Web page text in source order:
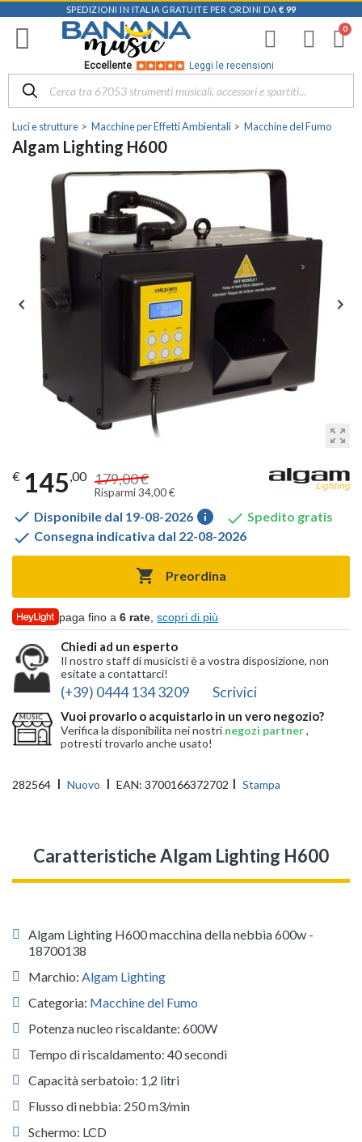
SPEDIZIONI IN ITALIA GRATUITE PER ORDINI DA € 99
Eccellente Leggi le recensioni
Luci e strutture Macchine per Effetti Ambientali Macchine del Fumo
Algam Lighting H600
zoom_out_map
 
€ 145,00 179,00 €
Risparmi 34,00 €
 Disponibile dal 19-08-2026 info  Spedito gratis
 Consegna indicativa dal 22-08-2026
 Preordina
paga fino a6 rate ,scopri di più
Chiedi ad un esperto
Il nostro staff di musicisti è a vostra disposizione, non
esitate a contattarci!
(+39) 0444 134 3209 Scrivici
Vuoi provarlo o acquistarlo in un vero negozio?
Verifica la disponibilita nei nostri negozi partner,
potresti trovarlo anche usato!
282564 Nuovo EAN: 3700166372702 Stampa
Caratteristiche Algam Lighting H600
Algam Lighting H600 macchina della nebbia 600w -
18700138
Marchio: Algam Lighting
Categoria: Macchine del Fumo
Potenza nucleo riscaldante: 600W
Tempo di riscaldamento: 40 secondi
Capacità serbatoio: 1,2 litri
Flusso di nebbia: 250 m3/min
Schermo: LCD